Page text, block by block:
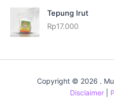
Tepung Irut
Rp17.000
Copyright © 2026 .
Disclaimer